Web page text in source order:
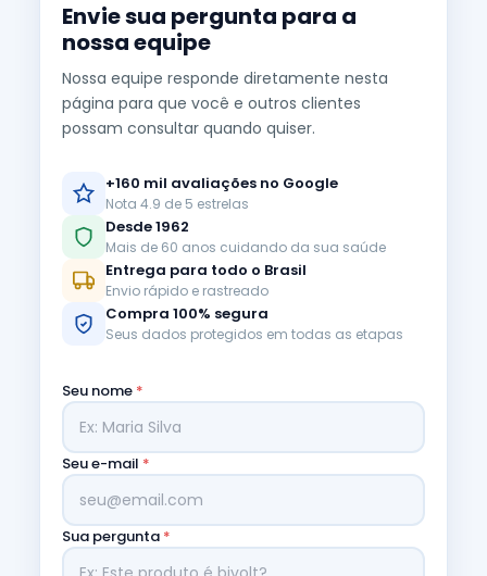
Envie sua pergunta para a
nossa equipe
Nossa equipe responde diretamente nesta
página para que você e outros clientes
possam consultar quando quiser.
+160 mil avaliações no Google
Nota 4.9 de 5 estrelas
Desde 1962
Mais de 60 anos cuidando da sua saúde
Entrega para todo o Brasil
Envio rápido e rastreado
Compra 100% segura
Seus dados protegidos em todas as etapas
Seu nome *
Seu e-mail *
Sua pergunta *